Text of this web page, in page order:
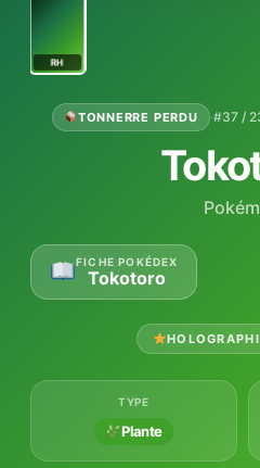
RH
TONNERRE PERDU ·#37 /
FICHE POKÉDEX
Tokotoro
TYPE
Plante